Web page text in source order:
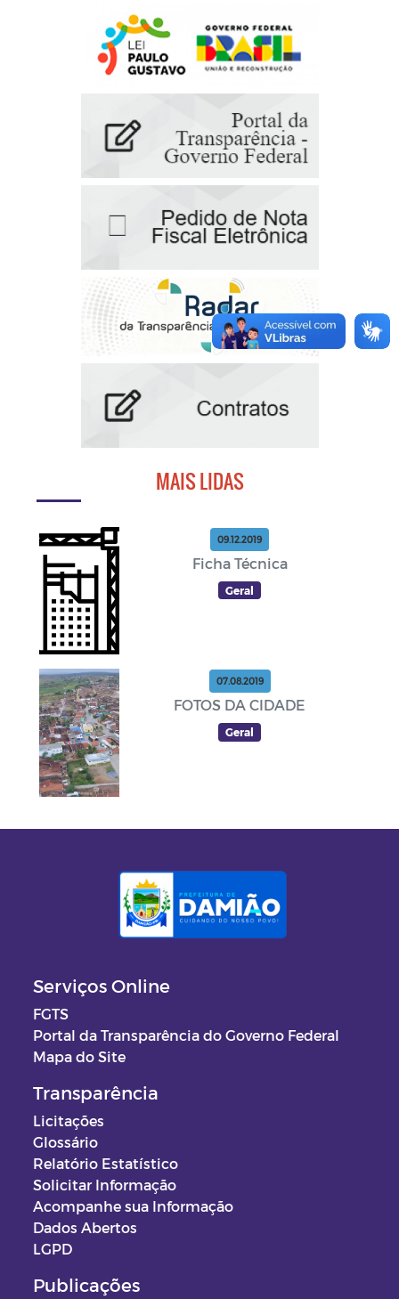
MAIS LIDAS
09.12.2019
Ficha Técnica
Geral
07.08.2019
FOTOS DA CIDADE
Geral
Serviços Online
FGTS
Portal da Transparência do Governo Federal
Mapa do Site
Transparência
Licitações
Glossário
Relatório Estatístico
Solicitar Informação
Acompanhe sua Informação
Dados Abertos
LGPD
Publicações